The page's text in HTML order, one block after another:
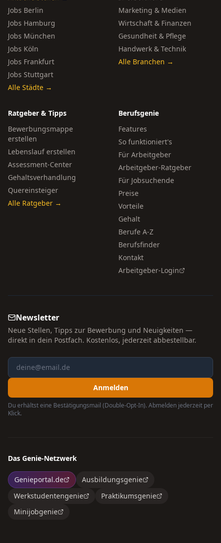
Jobs Berlin
Jobs Hamburg
Jobs München
Jobs Köln
Jobs Frankfurt
Jobs Stuttgart
Alle Städte →
Marketing & Medien
Wirtschaft & Finanzen
Gesundheit & Pflege
Handwerk & Technik
Alle Branchen →
Ratgeber & Tipps
Bewerbungsmappe
erstellen
Lebenslauf erstellen
Assessment-Center
Gehaltsverhandlung
Quereinsteiger
Alle Ratgeber →
Berufsgenie
Features
So funktioniert's
Für Arbeitgeber
Arbeitgeber-Ratgeber
Für Jobsuchende
Preise
Vorteile
Gehalt
Berufe A-Z
Berufsfinder
Kontakt
Arbeitgeber-Login
Newsletter
Neue Stellen, Tipps zur Bewerbung und Neuigkeiten —
direkt in dein Postfach. Kostenlos, jederzeit abbestellbar.
Anmelden
Du erhältst eine Bestätigungsmail (Double-Opt-In). Abmelden jederzeit per
Klick.
Das Genie-Netzwerk
Genieportal.de
Ausbildungsgenie
Werkstudentengenie
Praktikumsgenie
Minijobgenie